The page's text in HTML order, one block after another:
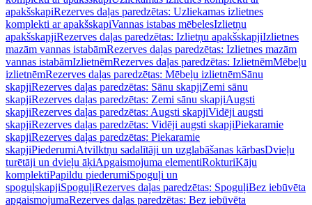
apakšskapiRezerves daļas paredzētas: Uzliekamas izlietnes
komplekti ar apakšskapiVannas istabas mēbelesIzlietņu
apakšskapjiRezerves daļas paredzētas: Izlietņu apakšskapjiIzlietnes
mazām vannas istabāmRezerves daļas paredzētas: Izlietnes mazām
vannas istabāmIzlietnēmRezerves daļas paredzētas: IzlietnēmMēbeļu
izlietnēmRezerves daļas paredzētas: Mēbeļu izlietnēmSānu
skapjiRezerves daļas paredzētas: Sānu skapjiZemi sānu
skapjiRezerves daļas paredzētas: Zemi sānu skapjiAugsti
skapjiRezerves daļas paredzētas: Augsti skapjiVidēji augsti
skapjiRezerves daļas paredzētas: Vidēji augsti skapjiPiekaramie
skapjiRezerves daļas paredzētas: Piekaramie
skapjiPiederumiAtvilktņu sadalītāji un uzglabāšanas kārbasDvieļu
turētāji un dvieļu āķiApgaismojuma elementiRokturiKāju
komplektiPapildu piederumiSpoguļi un
spoguļskapjiSpoguļiRezerves daļas paredzētas: SpoguļiBez iebūvēta
apgaismojumaRezerves daļas paredzētas: Bez iebūvēta